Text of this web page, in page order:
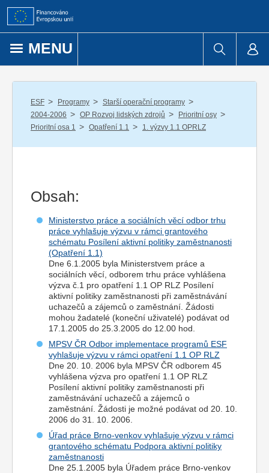
Přejít k obsahu
MENU
ESF / Programy / Starší operační programy /
2004-2006 / OP Rozvoj lidských zdrojů / Prioritní osy /
Prioritní osa 1 / Opatření 1.1 / 1. výzvy 1.1 OPRLZ
Obsah:
Ministerstvo práce a sociálních věcí odbor trhu
práce vyhlašuje výzvu v rámci grantového
schématu Posílení aktivní politiky zaměstnanosti
(Opatření 1.1)
Dne 6.1.2005 byla Ministerstvem práce a
sociálních věcí, odborem trhu práce vyhlášena
výzva č.1 pro opatření 1.1 OP RLZ Posílení
aktivní politiky zaměstnanosti při zaměstnávání
uchazečů a zájemců o zaměstnání. Žádosti
mohou žadatelé (koneční uživatelé) podávat od
17.1.2005 do 25.3.2005 do 12.00 hod.
MPSV ČR Odbor implementace programů ESF
vyhlašuje výzvu v rámci opatření 1.1 OP RLZ
Dne 20. 10. 2006 byla MPSV ČR odborem 45
vyhlášena výzva pro opatření 1.1 OP RLZ
Posílení aktivní politiky zaměstnanosti při
zaměstnávání uchazečů a zájemců o
zaměstnání. Žádosti je možné podávat od 20. 10.
2006 do 31. 10. 2006.
Úřad práce Brno-venkov vyhlašuje výzvu v rámci
grantového schématu Podpora aktivní politiky
zaměstnanosti
Dne 25.1.2005 byla Úřadem práce Brno-venkov